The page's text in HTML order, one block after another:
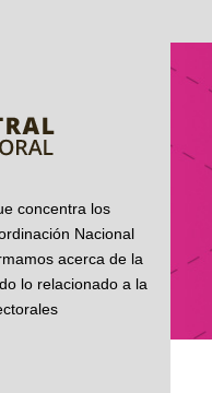
concentra los
Nacional
acerca de la
lo relacionado a la